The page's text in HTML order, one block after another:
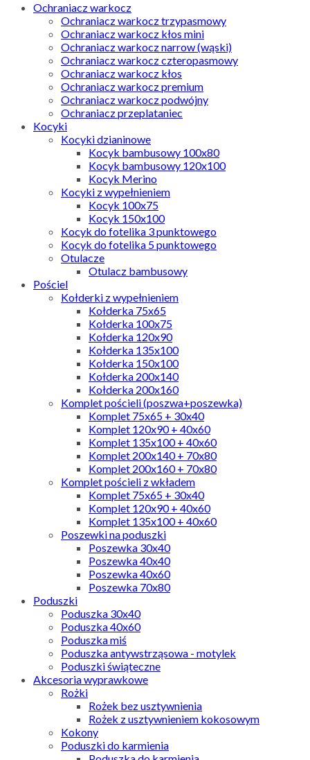
Ochraniacz warkocz
Ochraniacz warkocz trzypasmowy
Ochraniacz warkocz kłos mini
Ochraniacz warkocz narrow (wąski)
Ochraniacz warkocz czteropasmowy
Ochraniacz warkocz kłos
Ochraniacz warkocz premium
Ochraniacz warkocz podwójny
Ochraniacz przeplataniec
Kocyki
Kocyki dzianinowe
Kocyk bambusowy 100x80
Kocyk bambusowy 120x100
Kocyk Merino
Kocyki z wypełnieniem
Kocyk 100x75
Kocyk 150x100
Kocyk do fotelika 3 punktowego
Kocyk do fotelika 5 punktowego
Otulacze
Otulacz bambusowy
Pościel
Kołderki z wypełnieniem
Kołderka 75x65
Kołderka 100x75
Kołderka 120x90
Kołderka 135x100
Kołderka 150x100
Kołderka 200x140
Kołderka 200x160
Komplet pościeli (poszwa+poszewka)
Komplet 75x65 + 30x40
Komplet 120x90 + 40x60
Komplet 135x100 + 40x60
Komplet 200x140 + 70x80
Komplet 200x160 + 70x80
Komplet pościeli z wkładem
Komplet 75x65 + 30x40
Komplet 120x90 + 40x60
Komplet 135x100 + 40x60
Poszewki na poduszki
Poszewka 30x40
Poszewka 40x40
Poszewka 40x60
Poszewka 70x80
Poduszki
Poduszka 30x40
Poduszka 40x60
Poduszka miś
Poduszka antywstrząsowa - motylek
Poduszki świąteczne
Akcesoria wyprawkowe
Rożki
Rożek bez usztywnienia
Rożek z usztywnieniem kokosowym
Kokony
Poduszki do karmienia